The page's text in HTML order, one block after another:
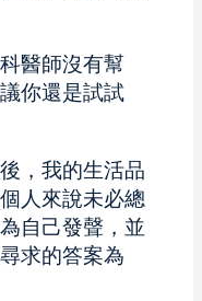
醫師沒有幫
你還是試試
，我的生活品
人來說未必總
自己發聲，並
求的答案為